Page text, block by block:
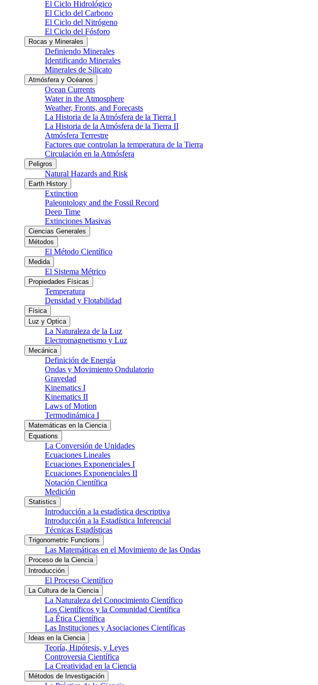
El Ciclo Hidrológico
El Ciclo del Carbono
El Ciclo del Nitrógeno
El Ciclo del Fósforo
Rocas y Minerales
Definiendo Minerales
Identificando Minerales
Minerales de Silicato
Atmósfera y Océanos
Ocean Currents
Water in the Atmosphere
Weather, Fronts, and Forecasts
La Historia de la Atmósfera de la Tierra I
La Historia de la Atmósfera de la Tierra II
Atmósfera Terrestre
Factores que controlan la temperatura de la Tierra
Circulación en la Atmósfera
Peligros
Natural Hazards and Risk
Earth History
Extinction
Paleontology and the Fossil Record
Deep Time
Extinciones Masivas
Ciencias Generales
Métodos
El Método Científico
Medida
El Sistema Métrico
Propiedades Físicas
Temperatura
Densidad y Flotabilidad
Física
Luz y Optica
La Naturaleza de la Luz
Electromagnetismo y Luz
Mecánica
Definición de Energía
Ondas y Movimiento Ondulatorio
Gravedad
Kinematics I
Kinematics II
Laws of Motion
Termodinámica I
Matemáticas en la Ciencia
Equations
La Conversión de Unidades
Ecuaciones Lineales
Ecuaciones Exponenciales I
Ecuaciones Exponenciales II
Notación Científica
Medición
Statistics
Introducción a la estadística descriptiva
Introducción a la Estadística Inferencial
Técnicas Estadísticas
Trigonometric Functions
Las Matemáticas en el Movimiento de las Ondas
Proceso de la Ciencia
Introducción
El Proceso Científico
La Cultura de la Ciencia
La Naturaleza del Conocimiento Científico
Los Científicos y la Comunidad Científica
La Ética Científica
Las Instituciones y Asociaciones Científicas
Ideas en la Ciencia
Teoría, Hipótesis, y Leyes
Controversia Científica
La Creatividad en la Ciencia
Métodos de Investigación